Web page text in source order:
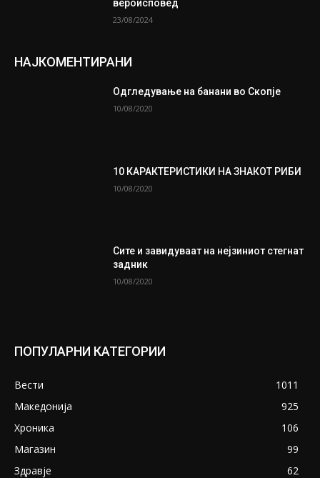
вероисповед
23/08/2024
НАЈКОМЕНТИРАНИ
Одгледување на банани во Скопје
10/08/2020
10 КАРАКТЕРИСТИКИ НА ЗНАКОТ РИБИ
10/08/2020
Сите и завидуваат на нејзиниот стегнат
задник
10/08/2020
ПОПУЛАРНИ КАТЕГОРИИ
Вести
1011
Македонија
925
Хроника
106
Магазин
99
Здравје
62